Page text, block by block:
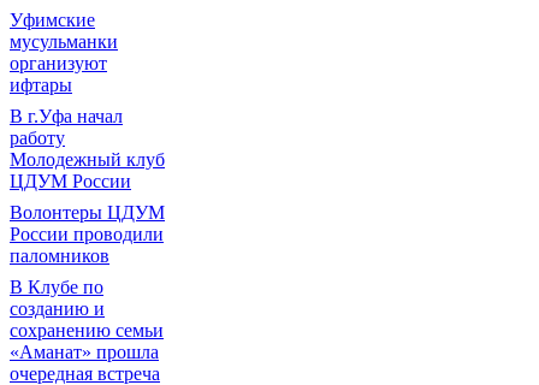
Уфимские
мусульманки
организуют
ифтары
В г.Уфа начал
работу
Молодежный клуб
ЦДУМ России
Волонтеры ЦДУМ
России проводили
паломников
В Клубе по
созданию и
сохранению семьи
«Аманат» прошла
очередная встреча